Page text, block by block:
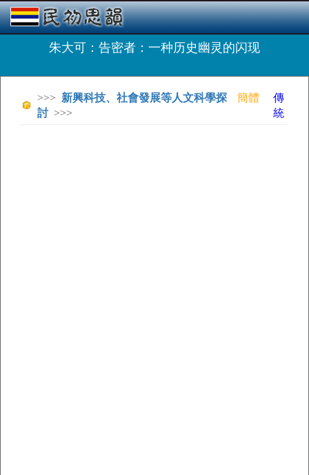
朱大可：告密者：一种历史幽灵的闪现
>>> 新興科技、社會發展等人文科學探
討>>>
簡體
傳
統